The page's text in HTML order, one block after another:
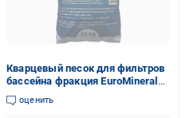
Кварцевый песок для фильтров
бассейна фракция EuroMineral
0,4-0,8 мм 25 кг
оценить